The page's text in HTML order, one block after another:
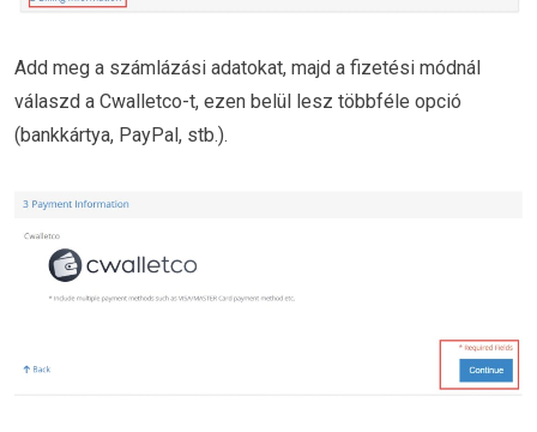
Add meg a számlázási adatokat, majd a fizetési módnál
válaszd a Cwalletco-t, ezen belül lesz többféle opció
(bankkártya, PayPal, stb.).